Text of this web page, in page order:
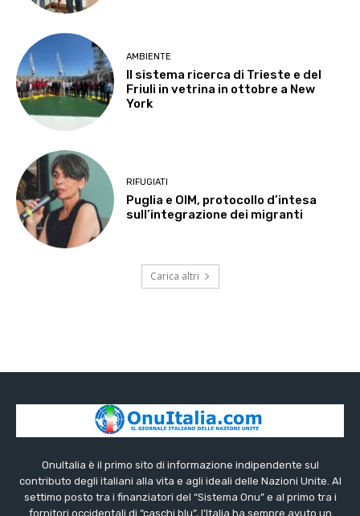
AMBIENTE
Il sistema ricerca di Trieste e del
Friuli in vetrina in ottobre a New
York
RIFUGIATI
Puglia e OIM, protocollo d’intesa
sull’integrazione dei migranti
Carica altri
OnuItalia è il primo sito di informazione indipendente sul
contributo degli italiani alla vita e agli ideali delle Nazioni Unite. Al
settimo posto tra i finanziatori del “Sistema Onu” e al primo tra i
fornitori occidentali di “caschi blu”, l’Italia ha sempre avuto un